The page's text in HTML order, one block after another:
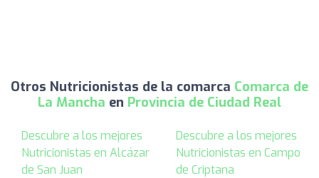
Otros Nutricionistas de la comarca Comarca de
La Mancha en Provincia de Ciudad Real
Descubre a los mejores
Nutricionistas en Alcázar
de San Juan
Descubre a los mejores
Nutricionistas en Campo
de Criptana